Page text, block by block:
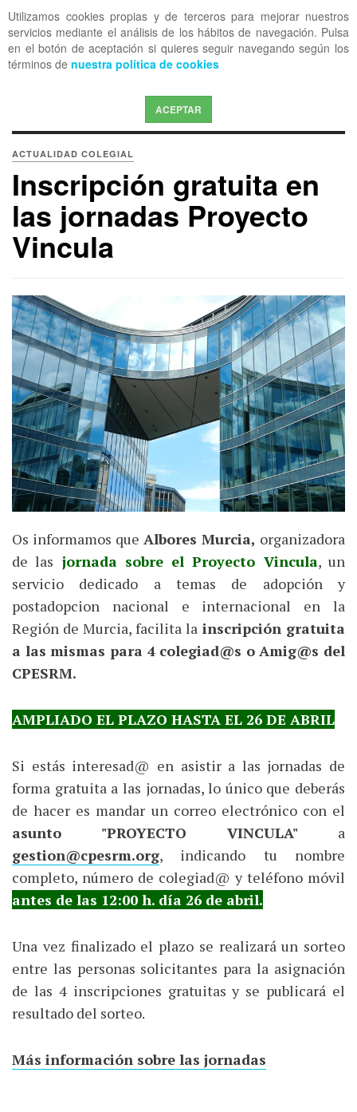
Utilizamos cookies propias y de terceros para mejorar nuestros
servicios mediante el análisis de los hábitos de navegación. Pulsa
en el botón de aceptación si quieres seguir navegando según los
términos de nuestra política de cookies
ACEPTAR
OFF CANVAS
ACTUALIDAD COLEGIAL
Inscripción gratuita en
las jornadas Proyecto
Vincula
Os informamos que Albores Murcia, organizadora
de las jornada sobre el Proyecto Vincula, un
servicio dedicado a temas de adopción y
postadopcion nacional e internacional en la
Región de Murcia, facilita la inscripción gratuita
a las mismas para 4 colegiad@s o Amig@s del
CPESRM.
AMPLIADO EL PLAZO HASTA EL 26 DE ABRIL
Si estás interesad@ en asistir a las jornadas de
forma gratuita a las jornadas, lo único que deberás
de hacer es mandar un correo electrónico con el
asunto "PROYECTO VINCULA" a
gestion@cpesrm.org, indicando tu nombre
completo, número de colegiad@ y teléfono móvil
antes de las 12:00 h. día 26 de abril.
Una vez finalizado el plazo se realizará un sorteo
entre las personas solicitantes para la asignación
de las 4 inscripciones gratuitas y se publicará el
resultado del sorteo.
Más información sobre las jornadas